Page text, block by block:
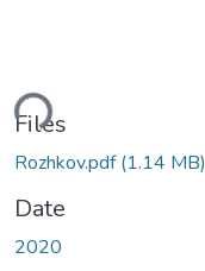
Files
Rozhkov.pdf(1.14 MB)
Date
2020